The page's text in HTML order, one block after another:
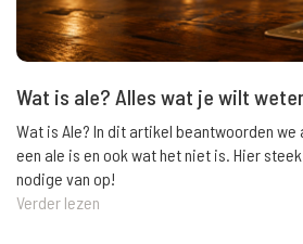
Wat is ale? Alles wat je wilt
Wat is Ale? In dit artikel beantwoorden
een ale is en ook wat het niet is. Hier
nodige van op!
Verder lezen